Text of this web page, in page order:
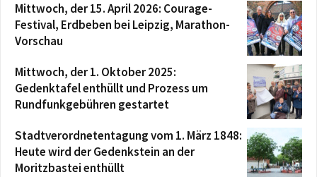
Mittwoch, der 15. April 2026: Courage-
Festival, Erdbeben bei Leipzig, Marathon-
Vorschau
Mittwoch, der 1. Oktober 2025:
Gedenktafel enthüllt und Prozess um
Rundfunkgebühren gestartet
Stadtverordnetentagung vom 1. März 1848:
Heute wird der Gedenkstein an der
Moritzbastei enthüllt